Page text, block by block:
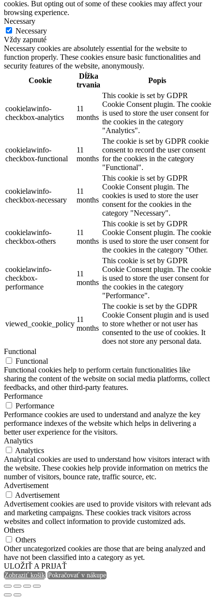
cookies. But opting out of some of these cookies may affect your
browsing experience.
Necessary
Necessary
Vždy zapnuté
Necessary cookies are absolutely essential for the website to
function properly. These cookies ensure basic functionalities and
security features of the website, anonymously.
Cookie
Dĺžka
trvania
Popis
cookielawinfo-
checkbox-analytics
11
months
This cookie is set by GDPR
Cookie Consent plugin. The cookie
is used to store the user consent for
the cookies in the category
"Analytics".
cookielawinfo-
checkbox-functional
11
months
The cookie is set by GDPR cookie
consent to record the user consent
for the cookies in the category
"Functional".
cookielawinfo-
checkbox-necessary
11
months
This cookie is set by GDPR
Cookie Consent plugin. The
cookies is used to store the user
consent for the cookies in the
category "Necessary".
cookielawinfo-
checkbox-others
11
months
This cookie is set by GDPR
Cookie Consent plugin. The cookie
is used to store the user consent for
the cookies in the category "Other.
cookielawinfo-
checkbox-
performance
11
months
This cookie is set by GDPR
Cookie Consent plugin. The cookie
is used to store the user consent for
the cookies in the category
"Performance".
viewed_cookie_policy
11
months
The cookie is set by the GDPR
Cookie Consent plugin and is used
to store whether or not user has
consented to the use of cookies. It
does not store any personal data.
Functional
Functional
Functional cookies help to perform certain functionalities like
sharing the content of the website on social media platforms, collect
feedbacks, and other third-party features.
Performance
Performance
Performance cookies are used to understand and analyze the key
performance indexes of the website which helps in delivering a
better user experience for the visitors.
Analytics
Analytics
Analytical cookies are used to understand how visitors interact with
the website. These cookies help provide information on metrics the
number of visitors, bounce rate, traffic source, etc.
Advertisement
Advertisement
Advertisement cookies are used to provide visitors with relevant ads
and marketing campaigns. These cookies track visitors across
websites and collect information to provide customized ads.
Others
Others
Other uncategorized cookies are those that are being analyzed and
have not been classified into a category as yet.
ULOŽIŤ A PRIJAŤ
Zobraziť košík Pokračovať v nákupe